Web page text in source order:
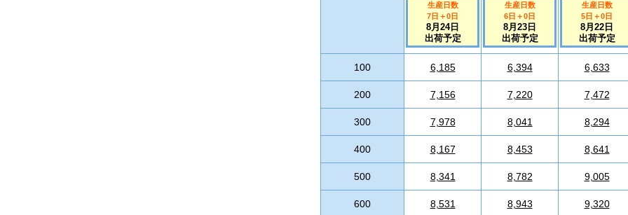
生産日数
7日 ＋0日
8月24日
出荷予定
生産日数
6日 ＋0日
8月23日
出荷予定
生産日数
5日 ＋0日
8月22日
出荷予定
100 6,185 6,394 6,633
200 7,156 7,220 7,472
300 7,978 8,041 8,294
400 8,167 8,453 8,641
500 8,341 8,782 9,005
600 8,531 8,943 9,320